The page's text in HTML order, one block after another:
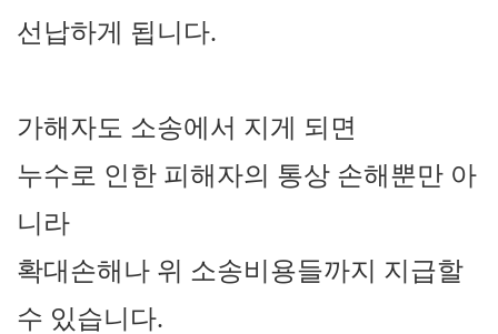
선납하게 됩니다.
가해자도 소송에서 지게 되면
누수로 인한 피해자의 통상 손해뿐만 아
니라
확대손해나 위 소송비용들까지 지급할
수 있습니다.